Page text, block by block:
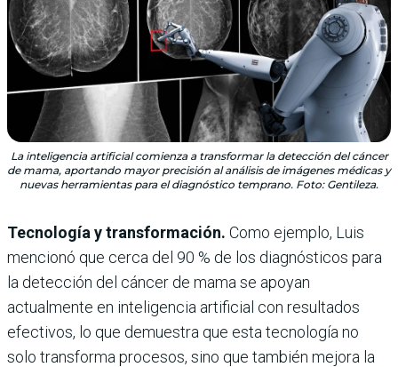
La inteligencia artificial comienza a transformar la detección del cáncer
de mama, aportando mayor precisión al análisis de imágenes médicas y
nuevas herramientas para el diagnóstico temprano. Foto: Gentileza.
Tecnología y transformación. Como ejemplo, Luis
mencionó que cerca del 90 % de los diagnósticos para
la detección del cáncer de mama se apoyan
actualmente en inteligencia artificial con resultados
efectivos, lo que demuestra que esta tecnología no
solo transforma procesos, sino que también mejora la